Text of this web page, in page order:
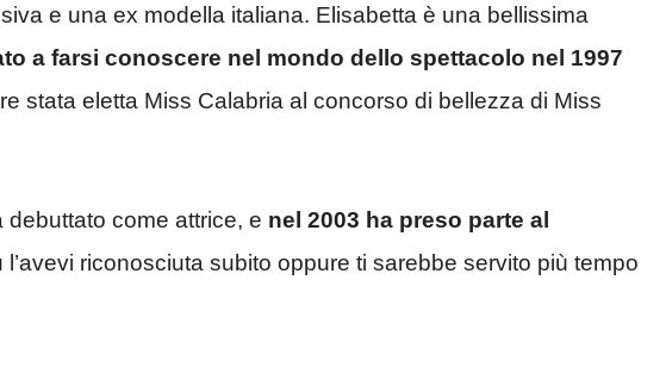
e una ex modella italiana. Elisabetta è una bellissima
a farsi conoscere nel mondo dello spettacolo nel 1997
stata eletta Miss Calabria al concorso di bellezza di Miss
come attrice, e nel 2003 ha preso parte al
l’avevi riconosciuta subito oppure ti sarebbe servito più tempo